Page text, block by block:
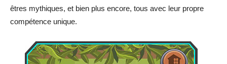
êtres mythiques, et bien plus encore, tous avec leur propre
compétence unique.